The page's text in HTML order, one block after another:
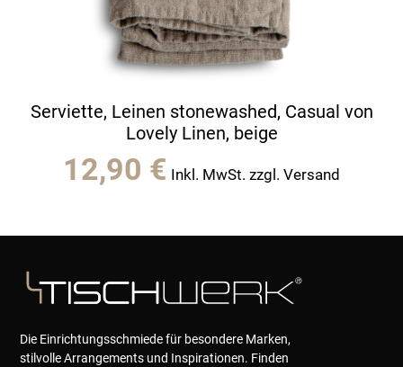
Serviette, Leinen stonewashed, Casual von
Lovely Linen, beige
12,90 € Inkl. MwSt. zzgl. Versand
Die Einrichtungsschmiede für besondere Marken,
stilvolle Arrangements und Inspirationen. Finden